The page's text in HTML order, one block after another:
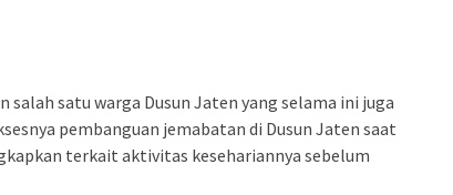
salah satu warga Dusun Jaten yang selama ini juga
pembanguan jemabatan di Dusun Jaten saat
terkait aktivitas kesehariannya sebelum